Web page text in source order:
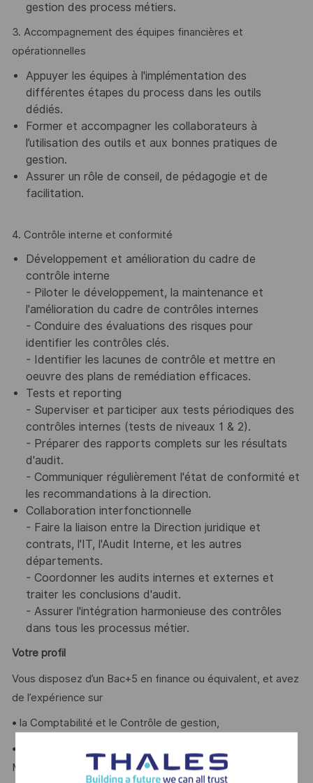
gestion des process métiers.
3. Accompagnement des équipes financières et
opérationnelles
Appuyer les équipes à l'implémentation des
différentes étapes du process dans les outils
dédiés.
Former et accompagner les collaborateurs à
l’utilisation des outils et aux bonnes pratiques de
gestion.
Assurer un rôle de conseil, de pédagogie et de
facilitation.
4. Contrôle interne et conformité
Développement et amélioration du cadre de
contrôle interne
- Piloter le développement, la maintenance et
l'amélioration du cadre de contrôles internes
- Conduire des évaluations des risques pour
identifier les contrôles clés.
- Identifier les lacunes de contrôle et mettre en
oeuvre des plans de remédiation efficaces.
Tests et reporting
- Superviser et participer aux tests périodiques des
contrôles internes (tests de niveaux 1 & 2).
- Préparer des rapports complets sur les résultats
d'audit.
- Communiquer régulièrement l'état de conformité et
les recommandations à la direction.
Collaboration interfonctionnelle
- Faire la liaison entre la Direction juridique et
contrats, l'IT, l'Audit Interne, et les autres
départements.
- Coordonner les audits internes et externes et
traiter les conclusions d'audit.
- Assurer l'intégration harmonieuse des contrôles
dans tous les processus métier.
Votre profil
Vous disposez d’un Bac+5 en finance ou équivalent, et avez
de l’expérience sur
• la Comptabilité et le Contrôle de gestion,
• l’utilisation des outils SAP et une excellente maitrise de
Microsoft Office (Excel, PowerPoint,..)